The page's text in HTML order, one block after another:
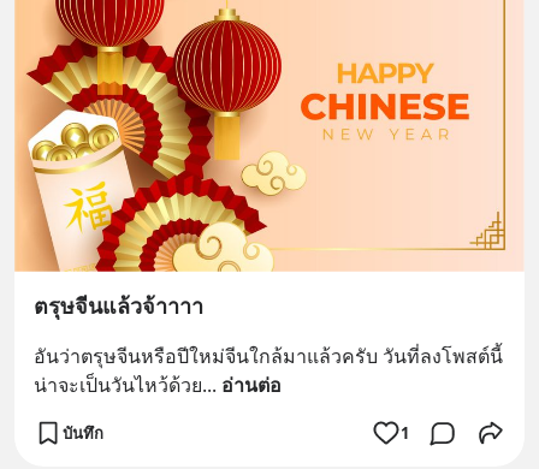
ตรุษจีนแล้วจ้าาาา
อันว่าตรุษจีนหรือปีใหม่จีนใกล้มาแล้วครับ วันที่ลงโพสต์นี้
น่าจะเป็นวันไหว้ด้วย... อ่านต่อ
บันทึก 1